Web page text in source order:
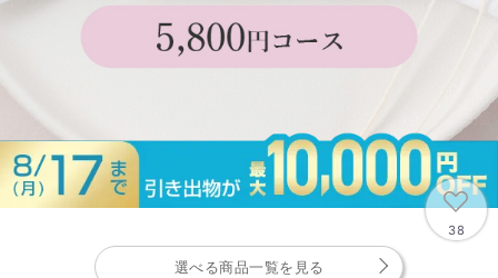
38
選べる商品一覧を見る